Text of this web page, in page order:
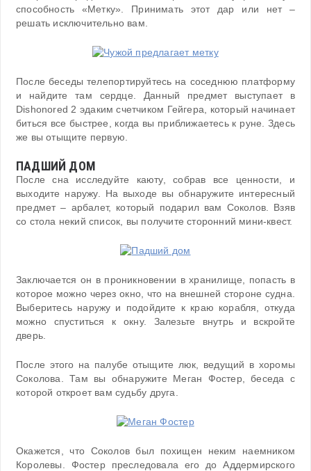
способность «Метку». Принимать этот дар или нет –
решать исключительно вам.
После беседы телепортируйтесь на соседнюю платформу
и найдите там сердце. Данный предмет выступает в
Dishonored 2 эдаким счетчиком Гейгера, который начинает
биться все быстрее, когда вы приближаетесь к руне. Здесь
же вы отыщите первую.
ПАДШИЙ ДОМ
После сна исследуйте каюту, собрав все ценности, и
выходите наружу. На выходе вы обнаружите интересный
предмет – арбалет, который подарил вам Соколов. Взяв
со стола некий список, вы получите сторонний мини-квест.
Заключается он в проникновении в хранилище, попасть в
которое можно через окно, что на внешней стороне судна.
Выберитесь наружу и подойдите к краю корабля, откуда
можно спуститься к окну. Залезьте внутрь и вскройте
дверь.
После этого на палубе отыщите люк, ведущий в хоромы
Соколова. Там вы обнаружите Меган Фостер, беседа с
которой откроет вам судьбу друга.
Окажется, что Соколов был похищен неким наемником
Королевы. Фостер преследовала его до Аддермирского